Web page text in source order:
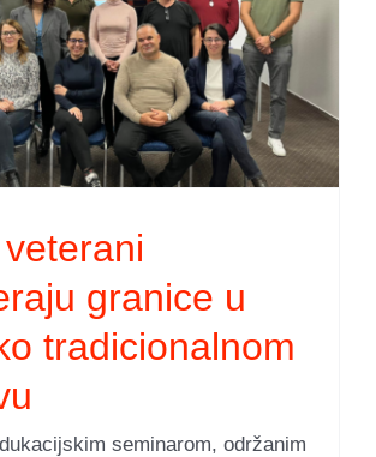
granice u
tradicionalnom
seminarom, održanim